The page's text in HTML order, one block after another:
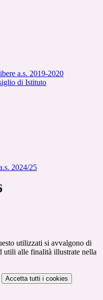
a.s. 2019-2020
di Istituto
2024/25
utilizzati si avvalgono di
utili alle finalità illustrate nella
Accetta tutti i cookies